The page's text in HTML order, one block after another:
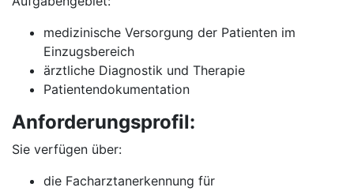
medizinische Versorgung der Patienten im
Einzugsbereich
ärztliche Diagnostik und Therapie
Patientendokumentation
Anforderungsprofil:
Sie verfügen über:
die Facharztanerkennung für